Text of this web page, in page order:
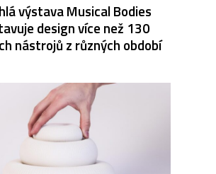
výstava Musical Bodies
design více než 130
nástrojů z různých období